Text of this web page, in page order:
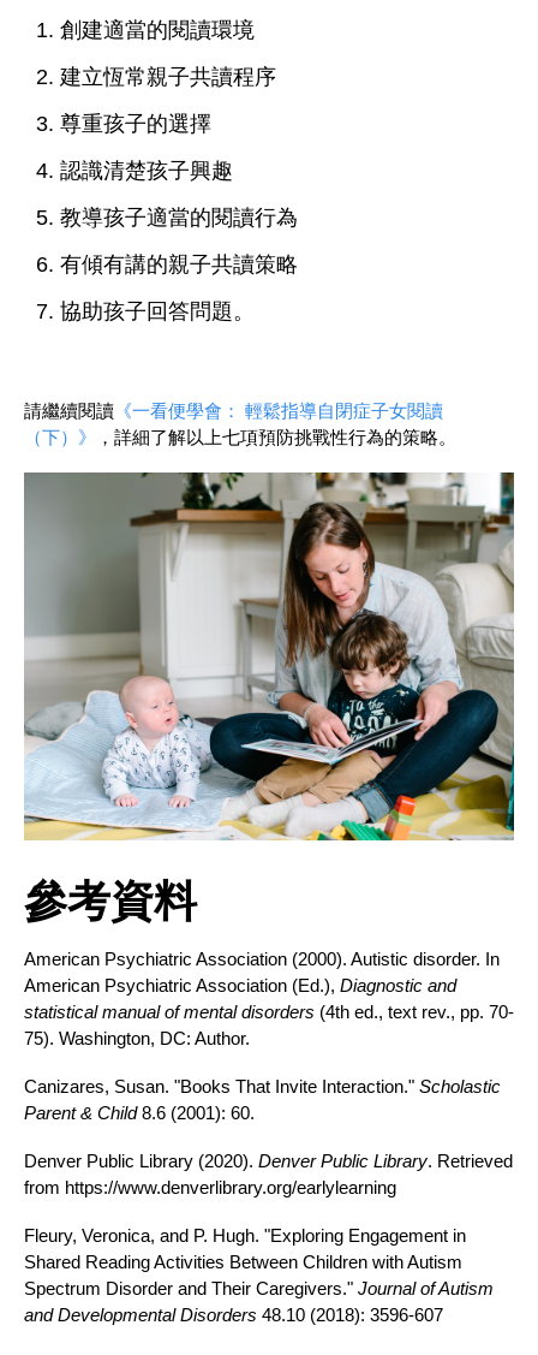
創建適當的閱讀環境
建立恆常親子共讀程序
尊重孩子的選擇
認識清楚孩子興趣
教導孩子適當的閱讀行為
有傾有講的親子共讀策略
協助孩子回答問題。
請繼續閱讀 《一看便學會： 輕鬆指導自閉症子女閱讀
（下）》
，詳細了解以上七項預防挑戰性行為的策略。
參考資料
American Psychiatric Association (2000). Autistic disorder. In
American Psychiatric Association (Ed.), Diagnostic and
statistical manual of mental disorders (4th ed., text rev., pp. 70-
75). Washington, DC: Author.
Canizares, Susan. "Books That Invite Interaction." Scholastic
Parent & Child8.6 (2001): 60.
Denver Public Library (2020). Denver Public Library. Retrieved
from https://www.denverlibrary.org/earlylearning
Fleury, Veronica, and P. Hugh. "Exploring Engagement in
Shared Reading Activities Between Children with Autism
Spectrum Disorder and Their Caregivers." Journal of Autism
and Developmental Disorders 48.10 (2018): 3596-607